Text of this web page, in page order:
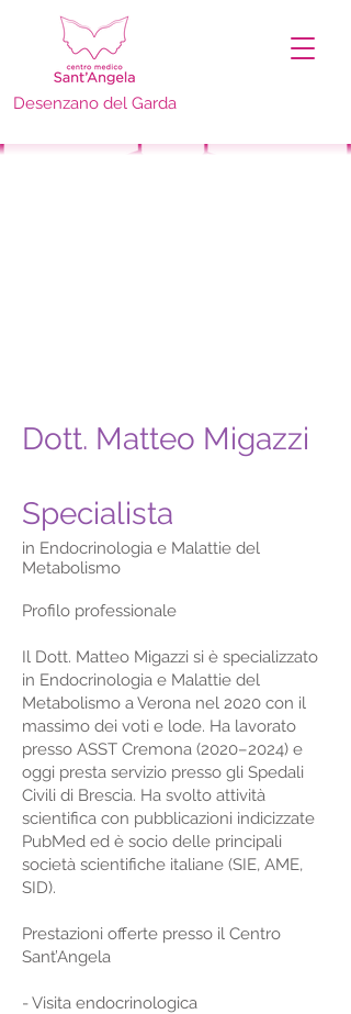
Desenzano del Garda
Dott. Matteo Migazzi
Specialista
in Endocrinologia e Malattie del
Metabolismo
Profilo professionale
Il Dott. Matteo Migazzi si è specializzato
in Endocrinologia e Malattie del
Metabolismo a Verona nel 2020 con il
massimo dei voti e lode. Ha lavorato
presso ASST Cremona (2020–2024) e
oggi presta servizio presso gli Spedali
Civili di Brescia. Ha svolto attività
scientifica con pubblicazioni indicizzate
PubMed ed è socio delle principali
società scientifiche italiane (SIE, AME,
SID).
Prestazioni offerte presso il Centro
Sant’Angela
- Visita endocrinologica